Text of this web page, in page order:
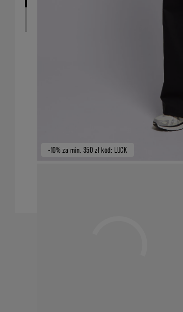
-10% za min. 350 zł kod: LUCK